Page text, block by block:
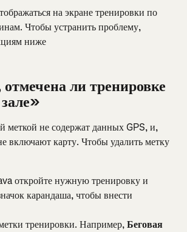
на экране тренировки по
Чтобы устранить проблему,
ниже
ли тренировке
меткой не содержат данных GPS, и,
включают карту. Чтобы удалить метку
откройте нужную тренировку и
карандаша, чтобы внести
тренировки. Например, Беговая